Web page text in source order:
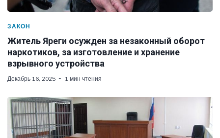
ЗАКОН
Житель Яреги осужден за незаконный оборот
наркотиков, за изготовление и хранение
взрывного устройства
Декабрь 16, 2025 1 мин чтения